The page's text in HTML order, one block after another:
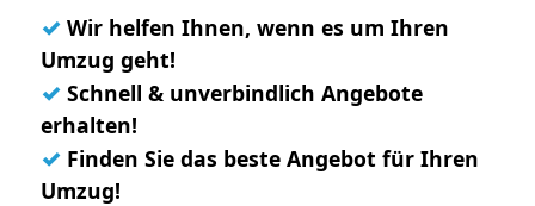
✓ Wir helfen Ihnen, wenn es um Ihren
Umzug geht!
✓ Schnell & unverbindlich Angebote
erhalten!
✓ Finden Sie das beste Angebot für Ihren
Umzug!